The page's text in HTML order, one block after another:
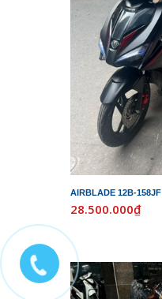
AIRBLADE 12B-158JF
28.500.000₫